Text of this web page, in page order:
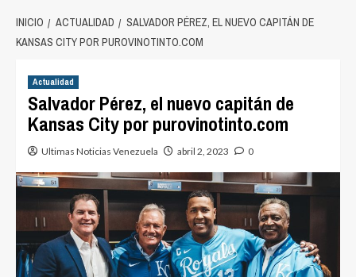
INICIO ACTUALIDAD
SALVADOR PÉREZ, EL NUEVO CAPITÁN DE
KANSAS CITY POR PUROVINOTINTO.COM
Actualidad
Salvador Pérez, el nuevo capitán de
Kansas City por purovinotinto.com
Ultimas Noticias Venezuela abril 2, 2023 0